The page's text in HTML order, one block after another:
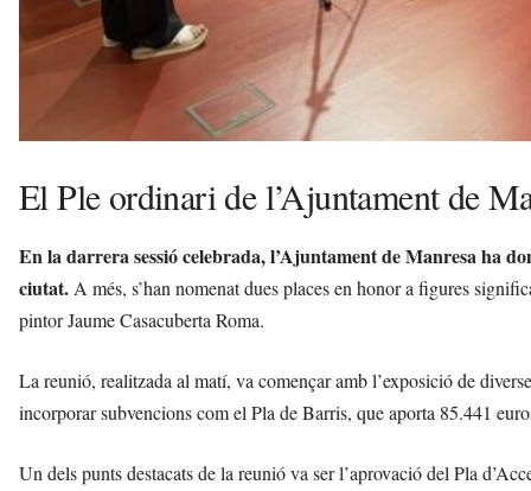
El Ple ordinari de l’Ajuntament de
En la darrera sessió celebrada, l’Ajuntament de Manresa ha
ciutat. A més, s’han nomenat dues places en honor a figures
pintor Jaume Casacuberta Roma.
La reunió, realitzada al matí, va començar amb l’exposició de
incorporar subvencions com el Pla de Barris, que aporta 85.441
Un dels punts destacats de la reunió va ser l’aprovació del Pla